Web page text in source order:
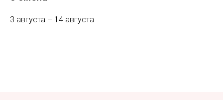
3 августа – 14 августа